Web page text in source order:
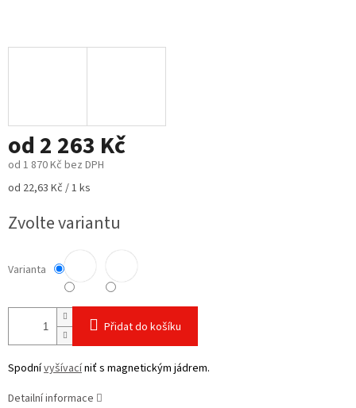
od 2 263 Kč
od 1 870 Kč bez DPH
Měrná
od 22,63 Kč / 1 ks
Zvolte variantu
Varianta
Přidat do košíku
Spodnívyšívacíniť s magnetickým jádrem.
Detailní informace